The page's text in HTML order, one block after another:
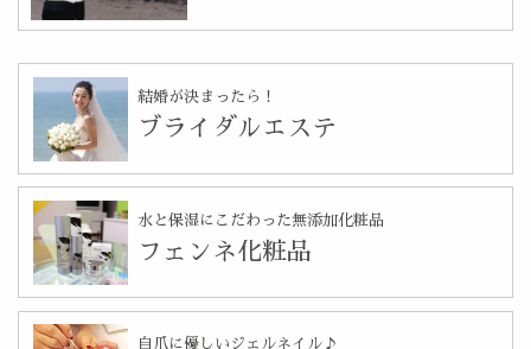
結婚が決まったら！
ブライダルエステ
水と保湿にこだわった無添加化粧品
フェンネ化粧品
自爪に優しいジェルネイル♪